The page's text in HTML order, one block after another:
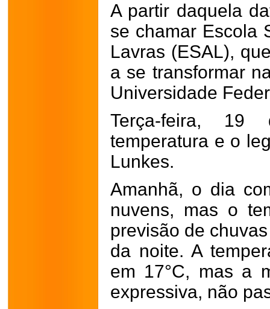
A partir daquela
se chamar Escola
Lavras (ESAL),
a se transformar
Universidade
Terça-feira,
temperatura e o
Lunkes.
Amanhã, o dia
nuvens, mas o
previsão de
da noite. A
em 17°C, mas a
expressiva, não